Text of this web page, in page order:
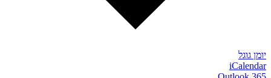
יומן גוגל
iCalendar